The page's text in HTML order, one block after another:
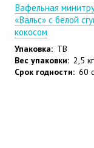
Вафельная
«Вальс» с белой
кокосом
Упаковка: ТВ
Вес упаковки: 2,5
Срок годности: 60